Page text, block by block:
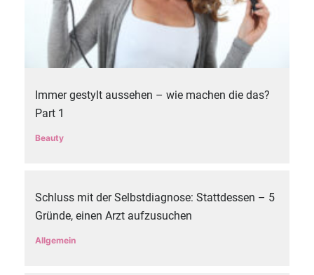
Immer gestylt aussehen – wie machen die das?
Part 1
Beauty
Schluss mit der Selbstdiagnose: Stattdessen – 5
Gründe, einen Arzt aufzusuchen
Allgemein